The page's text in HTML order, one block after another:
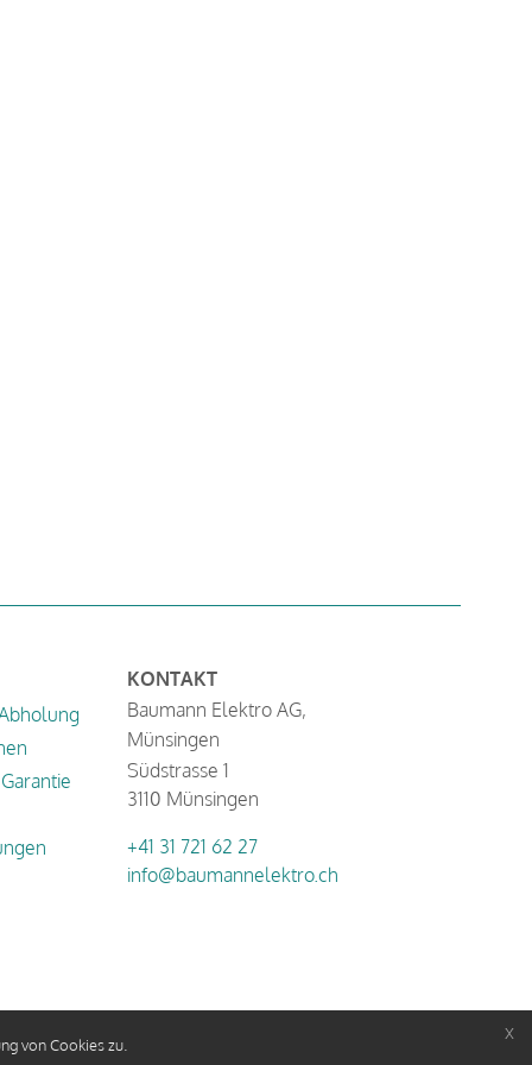
KONTAKT
Baumann Elektro AG,
Münsingen
Südstrasse 1
3110 Münsingen
+41 31 721 62 27
info@baumannelektro.ch
von Cookies zu.
x